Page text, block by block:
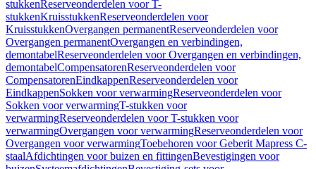
stukkenReserveonderdelen voor T-
stukkenKruisstukkenReserveonderdelen voor
KruisstukkenOvergangen permanentReserveonderdelen voor
Overgangen permanentOvergangen en verbindingen,
demontabelReserveonderdelen voor Overgangen en verbindingen,
demontabelCompensatorenReserveonderdelen voor
CompensatorenEindkappenReserveonderdelen voor
EindkappenSokken voor verwarmingReserveonderdelen voor
Sokken voor verwarmingT-stukken voor
verwarmingReserveonderdelen voor T-stukken voor
verwarmingOvergangen voor verwarmingReserveonderdelen voor
Overgangen voor verwarmingToebehoren voor Geberit Mapress C-
staalAfdichtingen voor buizen en fittingenBevestigingen voor